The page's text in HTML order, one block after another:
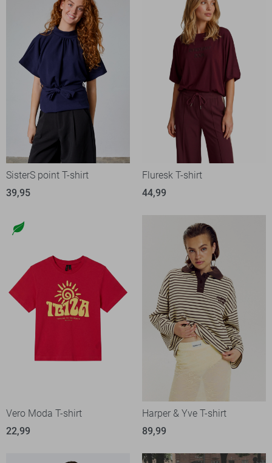
SisterS point T-shirt
39,95
Fluresk T-shirt
44,99
Vero Moda T-shirt
22,99
Harper & Yve T-shirt
89,99